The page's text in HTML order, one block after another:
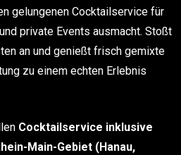
gelungenen Cocktailservice für
private Events ausmacht. Stoßt
an und genießt frisch gemixte
zu einem echten Erlebnis
Cocktailservice inklusive
Main-Gebiet (Hanau,